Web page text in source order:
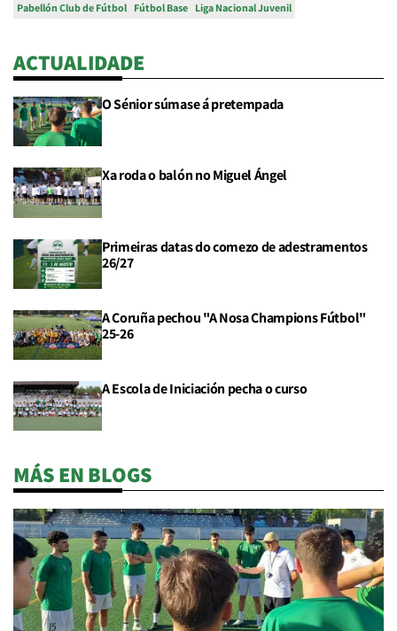
Pabellón Club de Fútbol Fútbol Base Liga Nacional Juvenil
ACTUALIDADE
O Sénior súmase á pretempada
Xa roda o balón no Miguel Ángel
Primeiras datas do comezo de adestramentos
26/27
A Coruña pechou "A Nosa Champions Fútbol"
25-26
A Escola de Iniciación pecha o curso
MÁS EN BLOGS